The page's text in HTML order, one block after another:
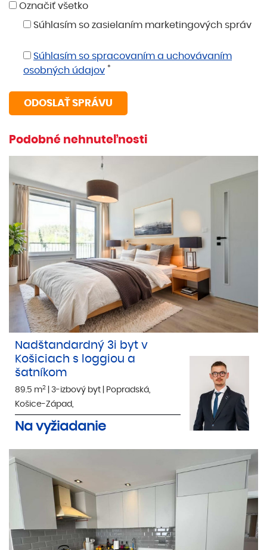
Označiť všetko
Súhlasím so zasielaním marketingových správ
Súhlasím so spracovaním a uchovávaním
osobných údajov *
Podobné nehnuteľnosti
Nadštandardný 3i byt v
Košiciach s loggiou a
šatníkom
89.5 m2 3-izbový byt
Popradská,
Košice-Západ,
Na vyžiadanie